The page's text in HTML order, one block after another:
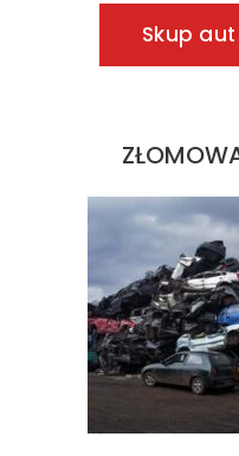
Skup